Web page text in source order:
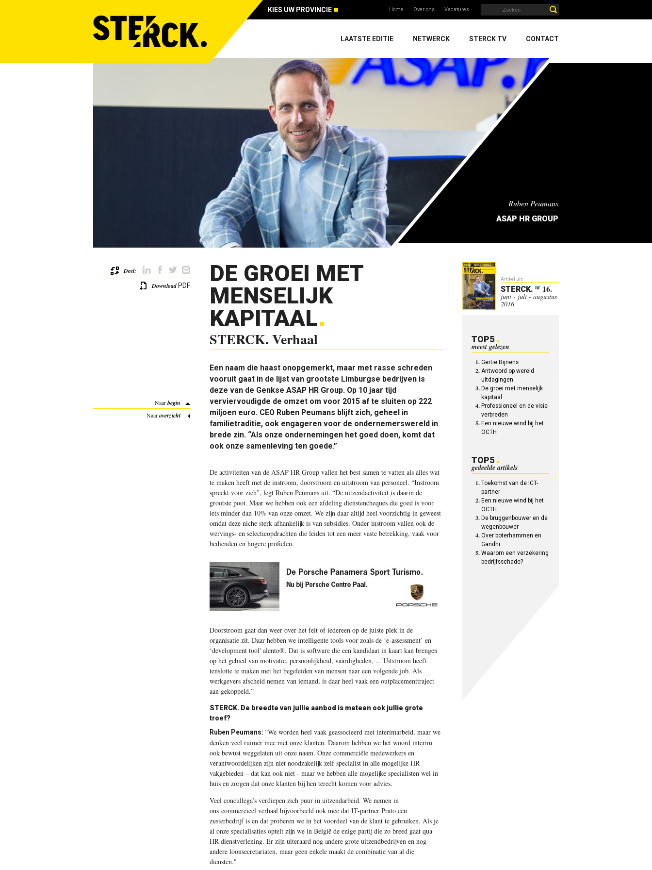
KIES UW PROVINCIE Home Over ons Vacatures
LAATSTE EDITIE NETWERCK STERCK TV CONTACT
Ruben Peumans
ASAP HR GROUP
DE GROEI MET
MENSELIJK
KAPITAAL
STERCK. Verhaal
Een naam die haast onopgemerkt, maar met rasse schreden
vooruit gaat in de lijst van grootste Limburgse bedrijven is
deze van de Genkse ASAP HR Group. Op 10 jaar tijd
verviervoudigde de omzet om voor 2015 af te sluiten op 222
miljoen euro. CEO Ruben Peumans blijft zich, geheel in
familietraditie, ook engageren voor de ondernemerswereld in
brede zin. “Als onze ondernemingen het goed doen, komt dat
ook onze samenleving ten goede.”
De activiteiten van de ASAP HR Group vallen het best samen te vatten als alles wat
te maken heeft met de instroom, doorstroom en uitstroom van personeel. “Instroom
spreekt voor zich”, legt Ruben Peumans uit. “De uitzendactiviteit is daarin de
grootste poot. Maar we hebben ook een afdeling dienstencheques die goed is voor
iets minder dan 10% van onze omzet. We zijn daar altijd heel voorzichtig in geweest
omdat deze niche sterk afhankelijk is van subsidies. Onder instroom vallen ook de
wervings- en selectieopdrachten die leiden tot een meer vaste betrekking, vaak voor
bedienden en hogere profielen.
Doorstroom gaat dan weer over het feit of iedereen op de juiste plek in de
organisatie zit. Daar hebben we intelligente tools voor zoals de ‘e-assessment’ en
‘development tool' alento®. Dat is software die een kandidaat in kaart kan brengen
op het gebied van motivatie, persoonlijkheid, vaardigheden, ... Uitstroom heeft
tenslotte te maken met het begeleiden van mensen naar een volgende job. Als
werkgevers afscheid nemen van iemand, is daar heel vaak een outplacementtraject
aan gekoppeld.”
STERCK. De breedte van jullie aanbod is meteen ook jullie grote
troef?
Ruben Peumans: “We worden heel vaak geassocieerd met interimarbeid, maar we
denken veel ruimer mee met onze klanten. Daarom hebben we het woord interim
ook bewust weggelaten uit onze naam. Onze commerciële medewerkers en
verantwoordelijken zijn niet noodzakelijk zelf specialist in alle mogelijke HR-
vakgebieden – dat kan ook niet - maar we hebben alle mogelijke specialisten wel in
huis en zorgen dat onze klanten bij hen terecht komen voor advies.
Veel concullega’s verdiepen zich puur in uitzendarbeid. We nemen in
ons commercieel verhaal bijvoorbeeld ook mee dat IT-partner Prato een
zusterbedrijf is en dat proberen we in het voordeel van de klant te gebruiken. Als je
al onze specialisaties optelt zijn we in België de enige partij die zo breed gaat qua
HR-dienstverlening. Er zijn uiteraard nog andere grote uitzendbedrijven en nog
andere loonsecretariaten, maar geen enkele maakt de combinatie van al die
diensten."
Deel:
DownloadPDF
Naarbegin
Naaroverzicht
Artikel uit:
STERCK. nr 16.
juni - juli - augustus
2016
TOP5
meest gelezen
Gertie Bijnens
Antwoord op wereld
uitdagingen
De groei met menselijk
kapitaal
Professioneel en de visie
verbreden
Een nieuwe wind bij het
OCTH
TOP5
gedeelde artikels
Toekomst van de ICT-
partner
Een nieuwe wind bij het
OCTH
De bruggenbouwer en de
wegenbouwer
Over boterhammen en
Gandhi
Waarom een verzekering
bedrijfsschade?